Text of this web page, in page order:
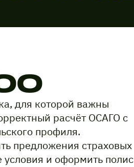
для которой важны
расчёт ОСАГО с
профиля.
предложения страховых
и оформить полис